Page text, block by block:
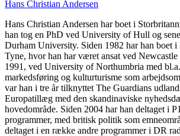
Hans Christian Andersen
Hans Christian Andersen har boet i
han tog en PhD ved University of Hull og
Durham University. Siden 1982 har han boet i
Tyne, hvor han har været ansat ved
1991, ved University of Northumbria med
markedsføring og kulturturisme som
var han i tre år tilknyttet The Guardians
Europatillæg med den skandinaviske
hovedområde. Siden 2004 har han deltaget i
programmer, med britisk politik som
deltaget i en række andre programmer i DR